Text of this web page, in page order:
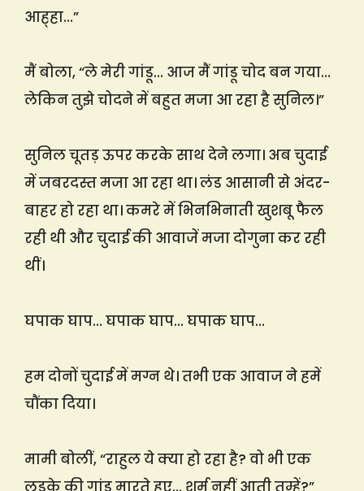
आह्हा…”
मैं बोला, “ले मेरी गांडू… आज मैं गांडू चोद बन गया…
लेकिन तुझे चोदने में बहुत मजा आ रहा है सुनिल।”
सुनिल चूतड़ ऊपर करके साथ देने लगा। अब चुदाई
में जबरदस्त मजा आ रहा था। लंड आसानी से अंदर-
बाहर हो रहा था। कमरे में भिनभिनाती खुशबू फैल
रही थी और चुदाई की आवाजें मजा दोगुना कर रही
थीं।
घपाक घाप… घपाक घाप… घपाक घाप…
हम दोनों चुदाई में मग्न थे। तभी एक आवाज ने हमें
चौंका दिया।
मामी बोलीं, “राहुल ये क्या हो रहा है? वो भी एक
लड़के की गांड मारते हुए… शर्म नहीं आती तुम्हें?”